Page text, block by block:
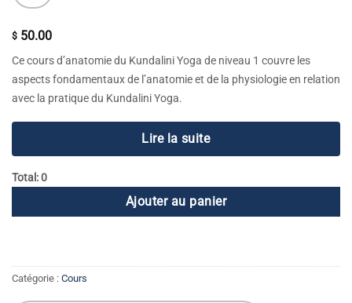
$ 50.00
Ce cours d’anatomie du Kundalini Yoga de niveau 1 couvre les
aspects fondamentaux de l’anatomie et de la physiologie en relation
avec la pratique du Kundalini Yoga.
Lire la suite
Total: 0
Ajouter au panier
Catégorie : Cours